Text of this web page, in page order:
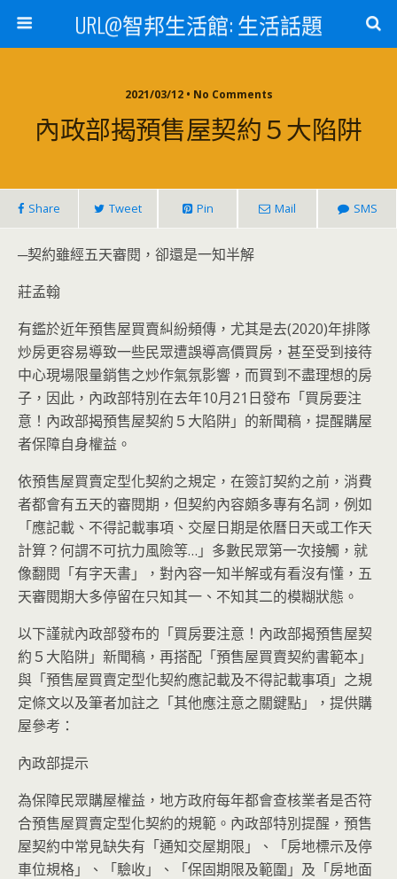
URL@智邦生活館: 生活話題
2021/03/12 • No Comments
內政部揭預售屋契約５大陷阱
Share Tweet Pin Mail SMS
─契約雖經五天審閱，卻還是一知半解
莊孟翰
有鑑於近年預售屋買賣糾紛頻傳，尤其是去(2020)年排隊
炒房更容易導致一些民眾遭誤導高價買房，甚至受到接待
中心現場限量銷售之炒作氣氛影響，而買到不盡理想的房
子，因此，內政部特別在去年10月21日發布「買房要注
意！內政部揭預售屋契約５大陷阱」的新聞稿，提醒購屋
者保障自身權益。
依預售屋買賣定型化契約之規定，在簽訂契約之前，消費
者都會有五天的審閱期，但契約內容頗多專有名詞，例如
「應記載、不得記載事項、交屋日期是依曆日天或工作天
計算？何謂不可抗力風險等…」多數民眾第一次接觸，就
像翻閱「有字天書」，對內容一知半解或有看沒有懂，五
天審閱期大多停留在只知其一、不知其二的模糊狀態。
以下謹就內政部發布的「買房要注意！內政部揭預售屋契
約５大陷阱」新聞稿，再搭配「預售屋買賣契約書範本」
與「預售屋買賣定型化契約應記載及不得記載事項」之規
定條文以及筆者加註之「其他應注意之關鍵點」，提供購
屋參考：
內政部提示
為保障民眾購屋權益，地方政府每年都會查核業者是否符
合預售屋買賣定型化契約的規範。內政部特別提醒，預售
屋契約中常見缺失有「通知交屋期限」、「房地標示及停
車位規格」、「驗收」、「保固期限及範圍」及「房地面